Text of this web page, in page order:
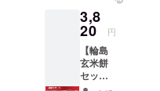
希望の
時間を
お選び
くださ
い。 開
催予定
個ずつ
のセッ
トで
す。 輪
川原農
産栽培
3,8
20 円
【輪島
玄米餅
セッ
ト】 プ